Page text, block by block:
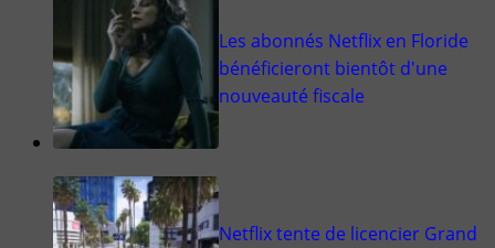
Les abonnés Netflix en Floride
bénéficieront bientôt d'une
nouveauté fiscale
Netflix tente de licencier Grand